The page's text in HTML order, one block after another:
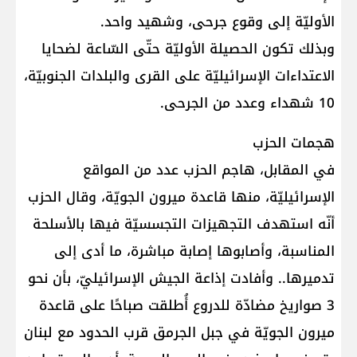
الأوليّة إلى وقوع جرحى، وشهيد واحد.
وبذلك تكون الحصيلة الأوليّة حتّى السّاعة لضحايا
الاعتداءات الإسرائيليّة على القرى والبلدات الجنوبيّة،
10 شهداء وعدد من الجرحى.
هجمات الحزب
في المقابل، هاجم الحزب عدد من المواقع
الإسرائيليّة، منها قاعدة ميرون الجويّة، وقال الحزب
أنّه استهدف التجهيزات التجسسيّة فيها بالأسلحة
المناسبة، وأصابوها إصابة مباشرة، ما أدى إلى
تدميرها.. وأفادت إذاعة الجيش الإسرائيليّ، بأن نحو
3 صواريخ مضادّة للدروع أُطلقت صباحًا على قاعدة
ميرون الجويّة في جبل الجرمق قرب الحدود مع لبنان